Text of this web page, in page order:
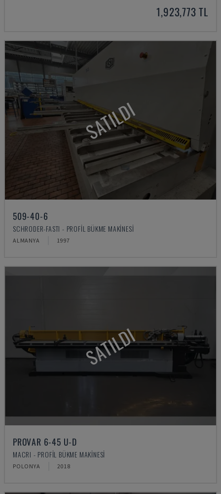
1,923,773 TL
SATILDI
509-40-6
SCHRODER-FASTI - PROFIL BÜKME MAKINESI
ALMANYA 1997
SATILDI
PROVAR 6-45 U-D
MACRI - PROFIL BÜKME MAKINESI
POLONYA 2018